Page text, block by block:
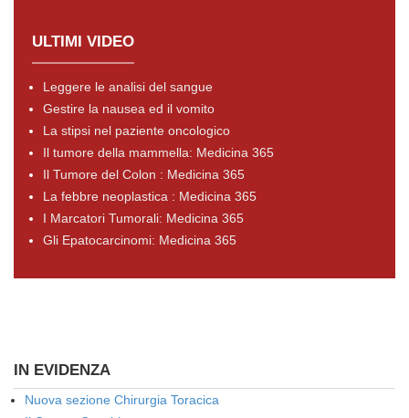
ULTIMI VIDEO
Leggere le analisi del sangue
Gestire la nausea ed il vomito
La stipsi nel paziente oncologico
Il tumore della mammella: Medicina 365
Il Tumore del Colon : Medicina 365
La febbre neoplastica : Medicina 365
I Marcatori Tumorali: Medicina 365
Gli Epatocarcinomi: Medicina 365
IN EVIDENZA
Nuova sezione Chirurgia Toracica